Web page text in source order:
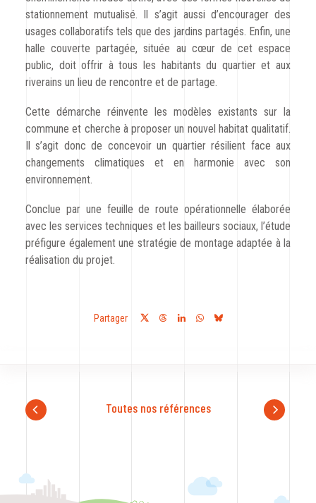
stationnement mutualisé. Il s’agit aussi d’encourager des
usages collaboratifs tels que des jardins partagés. Enfin, une
halle couverte partagée, située au cœur de cet espace
public, doit offrir à tous les habitants du quartier et aux
riverains un lieu de rencontre et de partage.
Cette démarche réinvente les modèles existants sur la
commune et cherche à proposer un nouvel habitat qualitatif.
Il s’agit donc de concevoir un quartier résilient face aux
changements climatiques et en harmonie avec son
environnement.
Conclue par une feuille de route opérationnelle élaborée
avec les services techniques et les bailleurs sociaux, l’étude
préfigure également une stratégie de montage adaptée à la
réalisation du projet.
Partager
Toutes nos références